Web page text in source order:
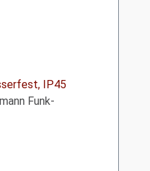
IP45
Funk-